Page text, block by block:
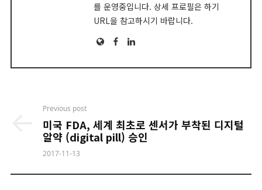
를 운영중입니다. 상세 프로필은 하기
URL을 참고하시기 바랍니다.
WebsiteFacebook
LinkedIn
navigation
Previous post
미국 FDA, 세계 최초로 센서가 부착된 디지털
알약 (digital pill) 승인
2017-11-13